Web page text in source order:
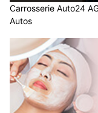
Carrosserie Auto24
Autos